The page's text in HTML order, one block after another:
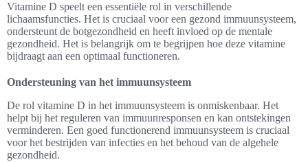
Vitamine D speelt een essentiële rol in verschillende
lichaamsfuncties. Het is cruciaal voor een gezond immuunsysteem,
ondersteunt de botgezondheid en heeft invloed op de mentale
gezondheid. Het is belangrijk om te begrijpen hoe deze vitamine
bijdraagt aan een optimaal functioneren.
Ondersteuning van het immuunsysteem
De rol vitamine D in het immuunsysteem is onmiskenbaar. Het
helpt bij het reguleren van immuunresponsen en kan ontstekingen
verminderen. Een goed functionerend immuunsysteem is cruciaal
voor het bestrijden van infecties en het behoud van de algehele
gezondheid.